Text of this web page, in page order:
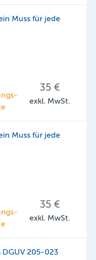
Muss für jede
35 €
exkl. MwSt.
Muss für jede
35 €
exkl. MwSt.
205-023